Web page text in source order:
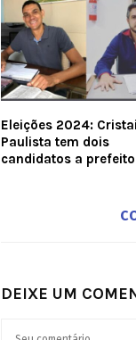
Eleições 2024:
Paulista tem dois
candidatos a prefeito
DEIXE UM